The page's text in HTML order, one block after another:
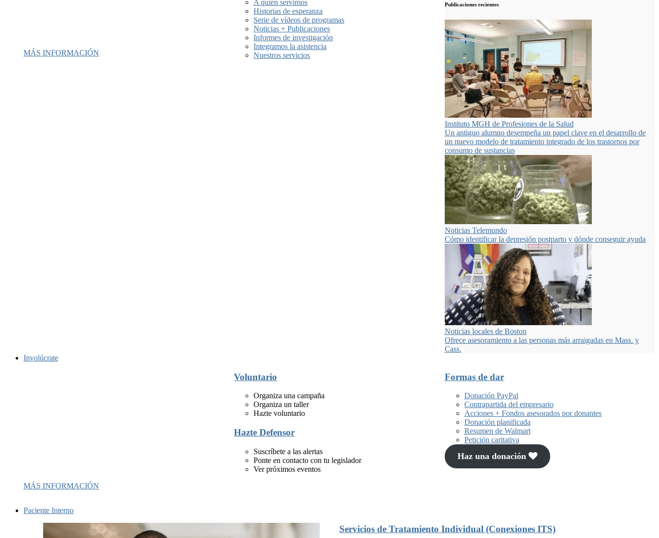
MÁS INFORMACIÓN
A quién servimos
Historias de esperanza
Serie de vídeos de programas
Noticias + Publicaciones
Informes de investigación
Integramos la asistencia
Nuestros servicios
Publicaciones recientes
Instituto MGH de Profesiones de la Salud
Un antiguo alumno desempeña un papel clave en el desarrollo de
un nuevo modelo de tratamiento integrado de los trastornos por
consumo de sustancias
Noticias Telemundo
Cómo identificar la depresión postparto y dónde conseguir ayuda
Noticias locales de Boston
Ofrece asesoramiento a las personas más arraigadas en Mass. y
Cass.
Involúcrate
MÁS INFORMACIÓN
Voluntario
Organiza una campaña
Organiza un taller
Hazte voluntario
Hazte Defensor
Suscríbete a las alertas
Ponte en contacto con tu legislador
Ver próximos eventos
Formas de dar
Donación PayPal
Contrapartida del empresario
Acciones + Fondos asesorados por donantes
Donación planificada
Resumen de Walmart
Petición caritativa
Haz una donación
Paciente Interno
Servicios de Tratamiento Individual (Conexiones ITS)